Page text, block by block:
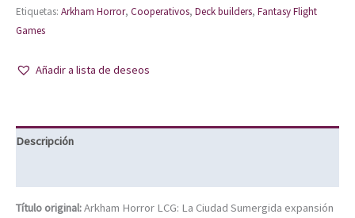
Etiquetas: Arkham Horror, Cooperativos, Deck builders, Fantasy Flight
Games
Añadir a lista de deseos
Descripción
Título original:Arkham Horror LCG: La Ciudad Sumergida expansión